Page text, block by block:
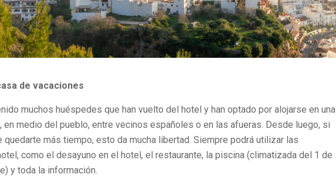
de vacaciones
muchos huéspedes que han vuelto del hotel y han optado por alojarse en una
en medio del pueblo, entre vecinos españoles o en las afueras. Desde luego, si
quedarte más tiempo, esto da mucha libertad. Siempre podrá utilizar las
como el desayuno en el hotel, el restaurante, la piscina (climatizada del 1 de
y toda la información.